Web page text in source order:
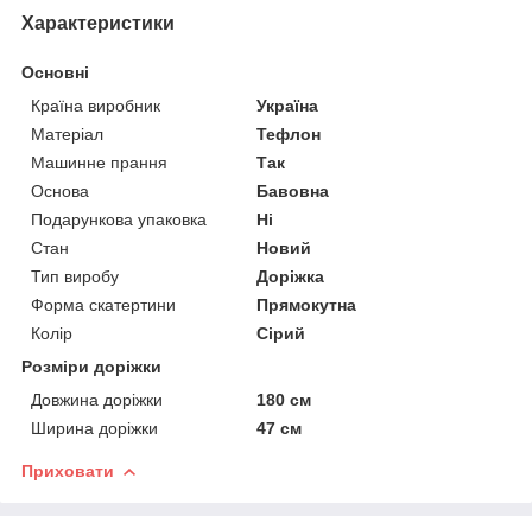
Характеристики
Основні
Країна виробник
Україна
Матеріал
Тефлон
Машинне прання
Так
Основа
Бавовна
Подарункова упаковка
Ні
Стан
Новий
Тип виробу
Доріжка
Форма скатертини
Прямокутна
Колір
Сірий
Розміри доріжки
Довжина доріжки
180 см
Ширина доріжки
47 см
Приховати